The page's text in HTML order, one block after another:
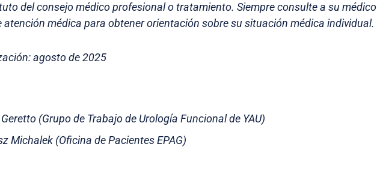
del consejo médico profesional o tratamiento. Siempre consulte a su médico
atención médica para obtener orientación sobre su situación médica individual.
agosto de 2025
(Grupo de Trabajo de Urología Funcional de YAU)
Michalek (Oficina de Pacientes EPAG)